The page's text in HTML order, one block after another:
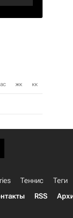
жк кк
Теннис Теги
RSS